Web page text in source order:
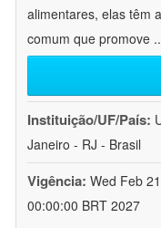
alimentares, elas têm
comum que promove
Instituição/UF/País:
Janeiro - RJ - Brasil
Vigência: Wed Feb
00:00:00 BRT 2027